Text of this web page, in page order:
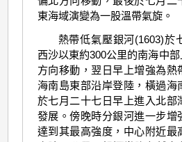
東海域演變為一股溫帶氣旋。
熱帶低氣壓銀河(1603)於
西沙以東約300公里的南海中
方向移動，翌日早上增強為熱
海南島東部沿岸登陸，橫過海
於七月二十七日早上進入北部
發展。傍晚時分銀河進一步增
達到其最高強度，中心附近最